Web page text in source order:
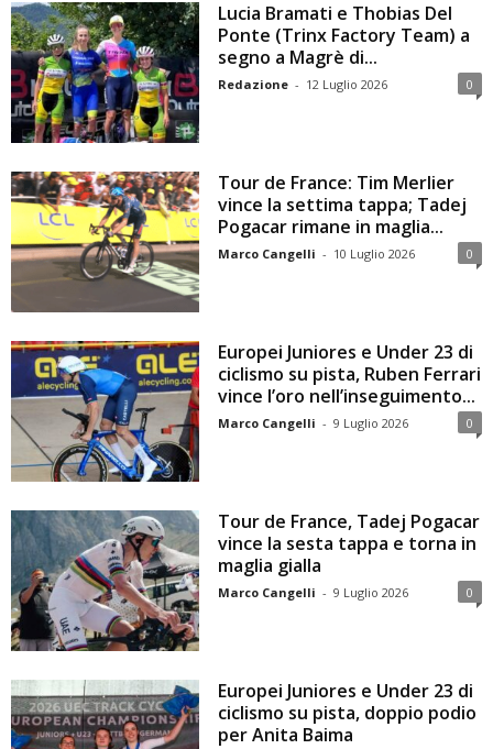
Lucia Bramati e Thobias Del
Ponte (Trinx Factory Team) a
segno a Magrè di...
Redazione - 12 Luglio 2026 0
Tour de France: Tim Merlier
vince la settima tappa; Tadej
Pogacar rimane in maglia...
Marco Cangelli - 10 Luglio 2026 0
Europei Juniores e Under 23 di
ciclismo su pista, Ruben Ferrari
vince l’oro nell’inseguimento...
Marco Cangelli - 9 Luglio 2026 0
Tour de France, Tadej Pogacar
vince la sesta tappa e torna in
maglia gialla
Marco Cangelli - 9 Luglio 2026 0
Europei Juniores e Under 23 di
ciclismo su pista, doppio podio
per Anita Baima